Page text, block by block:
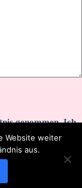
genommen. Ich
Website weiter
aus.